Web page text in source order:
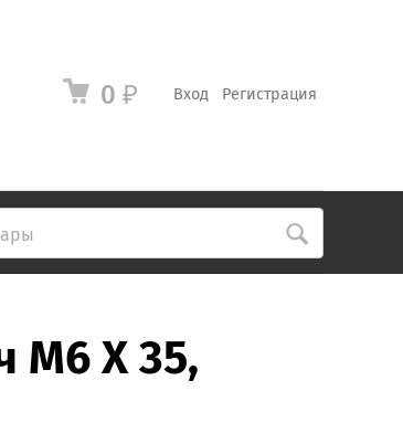
Вход Регистрация
0 ₽
M6 X 35,